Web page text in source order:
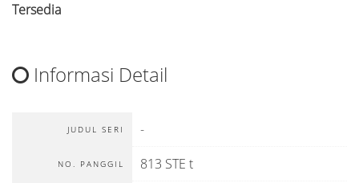
Tersedia
Informasi Detail
JUDUL SERI -
NO. PANGGIL 813 STE t